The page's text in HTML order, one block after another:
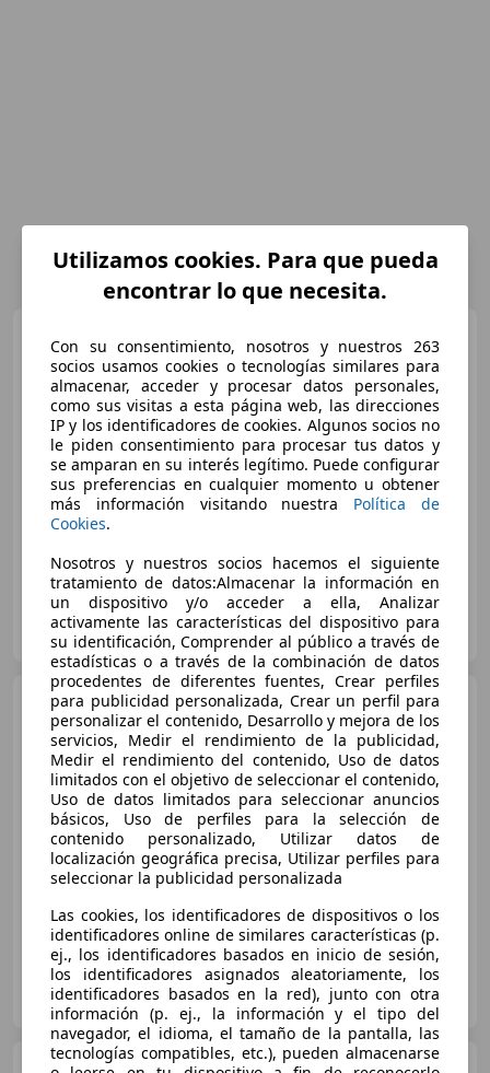
edition Multitronic
€ 9.499
Súper oferta
09/2013 282.118 km Diésel 130 kW (177 CV)
OLASAUTO
ES-12400 SEGORBE
Audi A6 A6 2.0TDI Advanced
edition S-T 140kW Advanced
edition
€ 13.300
Súper oferta
03/2016 245.000 km Diésel 140 kW (190 CV)
Particular
ES-46520 Sagunt/Sagunto
Audi A6
Utilizamos cookies. Para que pueda
encontrar lo que necesita.
Con su consentimiento, nosotros y nuestros 263
socios usamos cookies o tecnologías similares para
almacenar, acceder y procesar datos personales,
como sus visitas a esta página web, las direcciones
IP y los identificadores de cookies. Algunos socios no
le piden consentimiento para procesar tus datos y
se amparan en su interés legítimo. Puede configurar
sus preferencias en cualquier momento u obtener
más información visitando nuestra Política de
Cookies.
Nosotros y nuestros socios hacemos el siguiente
tratamiento de datos:Almacenar la información en
un dispositivo y/o acceder a ella, Analizar
activamente las características del dispositivo para
su identificación, Comprender al público a través de
estadísticas o a través de la combinación de datos
procedentes de diferentes fuentes, Crear perfiles
para publicidad personalizada, Crear un perfil para
personalizar el contenido, Desarrollo y mejora de los
servicios, Medir el rendimiento de la publicidad,
Medir el rendimiento del contenido, Uso de datos
limitados con el objetivo de seleccionar el contenido,
Uso de datos limitados para seleccionar anuncios
básicos, Uso de perfiles para la selección de
contenido personalizado, Utilizar datos de
localización geográfica precisa, Utilizar perfiles para
seleccionar la publicidad personalizada
Las cookies, los identificadores de dispositivos o los
identificadores online de similares características (p.
ej., los identificadores basados en inicio de sesión,
los identificadores asignados aleatoriamente, los
identificadores basados en la red), junto con otra
información (p. ej., la información y el tipo del
navegador, el idioma, el tamaño de la pantalla, las
tecnologías compatibles, etc.), pueden almacenarse